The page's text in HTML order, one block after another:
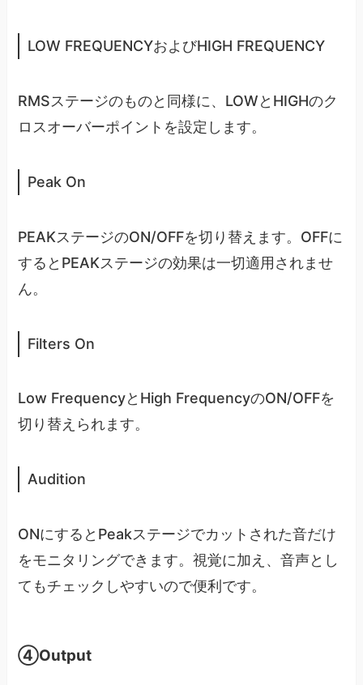
LOW FREQUENCYおよびHIGH FREQUENCY
RMSステージのものと同様に、LOWとHIGHのク
ロスオーバーポイントを設定します。
Peak On
PEAKステージのON/OFFを切り替えます。OFFに
するとPEAKステージの効果は一切適用されませ
ん。
Filters On
Low FrequencyとHigh FrequencyのON/OFFを
切り替えられます。
Audition
ONにするとPeakステージでカットされた音だけ
をモニタリングできます。視覚に加え、音声とし
てもチェックしやすいので便利です。
④Output